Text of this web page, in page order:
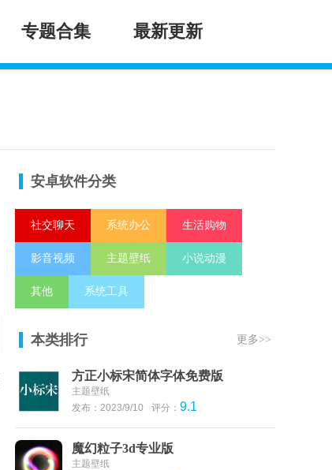
专题合集 最新更新
安卓软件分类
社交聊天 系统办公 生活购物
影音视频 主题壁纸 小说动漫
其他 系统工具
本类排行 更多>>
方正小标宋简体字体免费版
主题壁纸
发布：2023/9/10
评分： 9.1
魔幻粒子3d专业版
主题壁纸